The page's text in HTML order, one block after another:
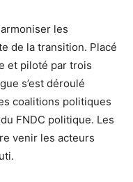
les
de la transition. Placé
et piloté par trois
s’est déroulé
coalitions politiques
FNDC politique. Les
venir les acteurs